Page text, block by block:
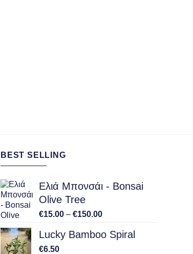
BEST SELLING
Ελιά Μπονσάι - Bonsai
Olive Tree
€15.00 – €150.00Price
€15.00
Lucky Bamboo Spiral
€6.50